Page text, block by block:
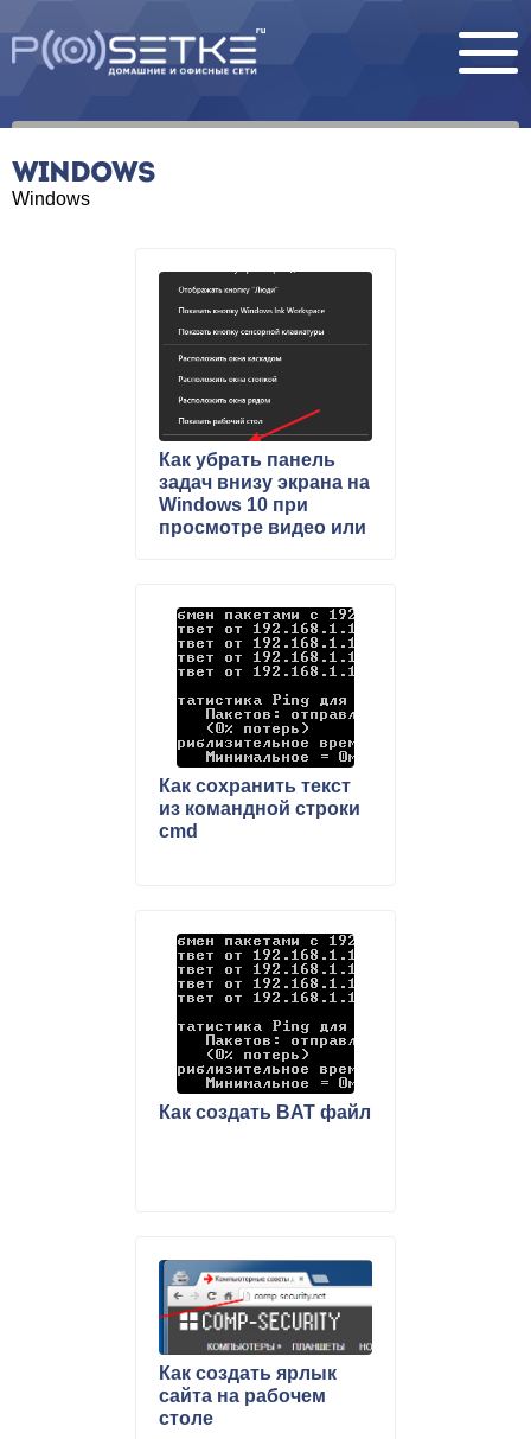
WINDOWS
Windows
Как убрать панель
задач внизу экрана на
Windows 10 при
просмотре видео или
Как сохранить текст
из командной строки
cmd
Как создать BAT файл
Как создать ярлык
сайта на рабочем
столе